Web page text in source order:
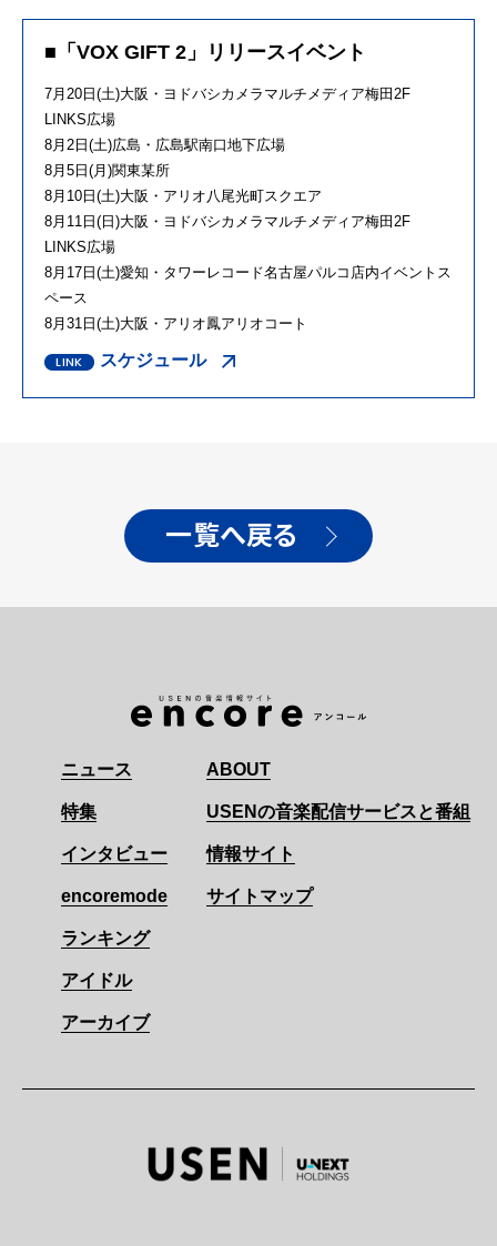
■「VOX GIFT 2」リリースイベント
7月20日(土)大阪・ヨドバシカメラマルチメディア梅田2F
LINKS広場
8月2日(土)広島・広島駅南口地下広場
8月5日(月)関東某所
8月10日(土)大阪・アリオ八尾光町スクエア
8月11日(日)大阪・ヨドバシカメラマルチメディア梅田2F
LINKS広場
8月17日(土)愛知・タワーレコード名古屋パルコ店内イベントス
ペース
8月31日(土)大阪・アリオ鳳アリオコート
スケジュール
一覧へ戻る
ニュース
特集
インタビュー
encoremode
ランキング
アイドル
アーカイブ
ABOUT
USENの音楽配信サービスと番組
情報サイト
サイトマップ